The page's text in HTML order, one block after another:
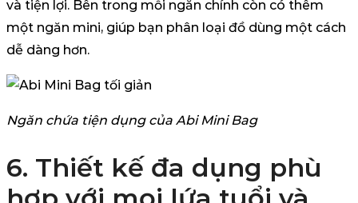
và tiện lợi. Bên trong mỗi ngăn chính còn có thêm
một ngăn mini, giúp bạn phân loại đồ dùng một cách
dễ dàng hơn.
Ngăn chứa tiện dụng của Abi Mini Bag
6. Thiết kế đa dụng phù